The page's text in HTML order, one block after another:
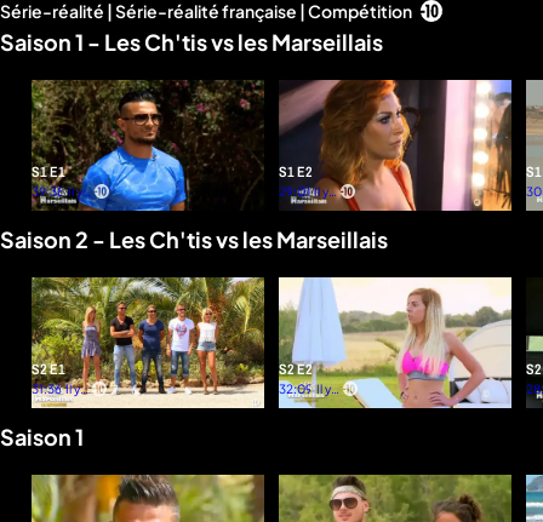
d'infos
Série-réalité | Série-réalité française | Compétition
Saison 1 - Les Ch'tis vs les Marseillais
S1 E1
39:38 Il y a
un
S1 E2
29:01 Il y a
un
Saison 2 - Les Ch'tis vs les Marseillais
S2 E1
31:36 Il y a
un
S2 E2
32:09 Il y a
un
Saison 1